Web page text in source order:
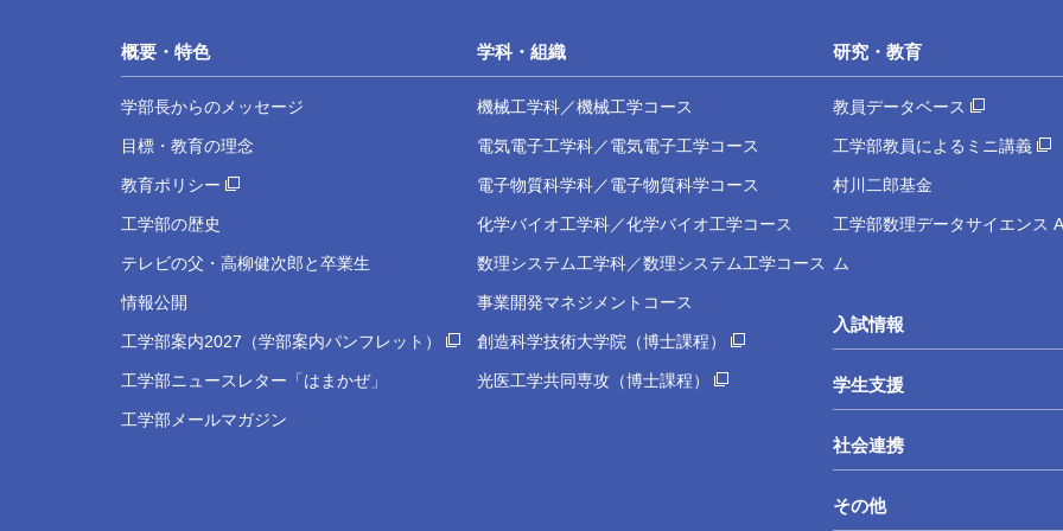
概要・特色
学部長からのメッセージ
目標・教育の理念
教育ポリシー
工学部の歴史
テレビの父・高柳健次郎と卒業生
情報公開
工学部案内2027（学部案内パンフレット）
工学部ニュースレター「はまかぜ」
工学部メールマガジン
学科・組織
機械工学科／機械工学コース
電気電子工学科／電気電子工学コース
電子物質科学科／電子物質科学コース
化学バイオ工学科／化学バイオ工学コース
数理システム工学科／数理システム工学コース
事業開発マネジメントコース
創造科学技術大学院（博士課程）
光医工学共同専攻（博士課程）
研究・教育
教員データベース
工学部教員によるミニ講義
村川二郎基金
工学部数理データサイエンス
ム
入試情報
学生支援
社会連携
その他